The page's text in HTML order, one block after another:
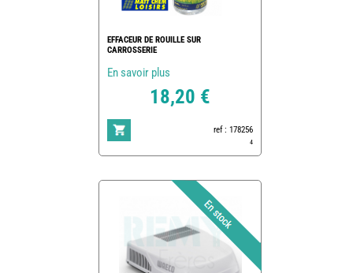
EFFACEUR DE ROUILLE SUR
CARROSSERIE
En savoir plus
18,20 €
ref : 178256
4